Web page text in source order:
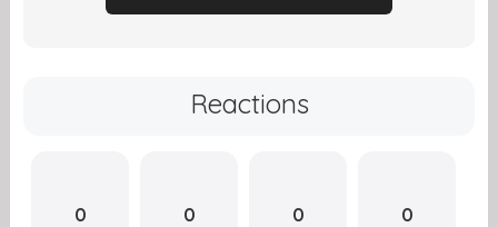
Reactions
0 0 0 0